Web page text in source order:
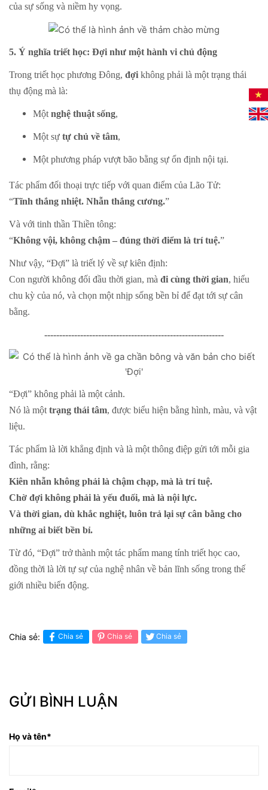
của sự sống và niềm hy vọng.
5. Ý nghĩa triết học: Đợi như một hành vi chủ động
Trong triết học phương Đông, đợi không phải là một trạng thái
thụ động mà là:
Một nghệ thuật sống,
Một sự tự chủ về tâm,
Một phương pháp vượt bão bằng sự ổn định nội tại.
Tác phẩm đối thoại trực tiếp với quan điểm của Lão Tử:
“Tĩnh thắng nhiệt. Nhẫn thắng cương.”
Và với tinh thần Thiền tông:
“Không vội, không chậm – đúng thời điểm là trí tuệ.”
Như vậy, “Đợi” là triết lý về sự kiên định:
Con người không đối đầu thời gian, mà đi cùng thời gian, hiểu
chu kỳ của nó, và chọn một nhịp sống bền bỉ để đạt tới sự cân
bằng.
------------------------------------------------------------
“Đợi” không phải là một cảnh.
Nó là một trạng thái tâm, được biểu hiện bằng hình, màu, và vật
liệu.
Tác phẩm là lời khẳng định và là một thông điệp gửi tới mỗi gia
đình, rằng:
Kiên nhẫn không phải là chậm chạp, mà là trí tuệ.
Chờ đợi không phải là yếu đuối, mà là nội lực.
Và thời gian, dù khắc nghiệt, luôn trả lại sự cân bằng cho
những ai biết bền bỉ.
Từ đó, “Đợi” trở thành một tác phẩm mang tính triết học cao,
đồng thời là lời tự sự của nghệ nhân về bản lĩnh sống trong thế
giới nhiều biến động.
Chia sẻ: Chia sẻ Chia sẻ Chia sẻ
GỬI BÌNH LUẬN
Họ và tên*